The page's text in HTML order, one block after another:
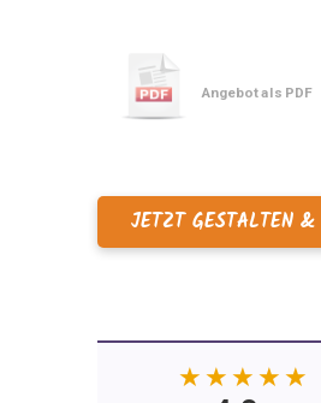
Angebot als PDF
JETZT GESTALTEN
★★★★★